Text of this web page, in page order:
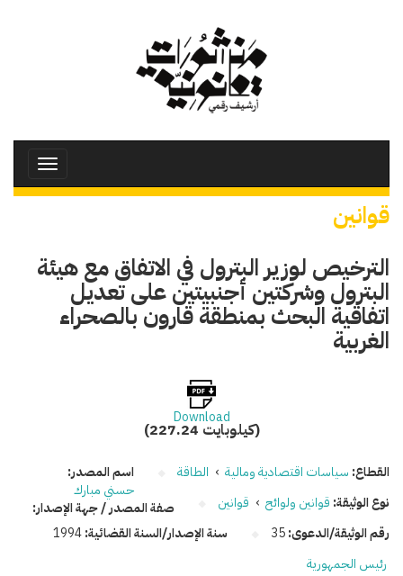
Toggle
قوانين
الترخيص لوزير البترول في الاتفاق مع هيئة
البترول وشركتين أجنبيتين على تعديل
اتفاقية البحث بمنطقة قارون بالصحراء
الغربية
Download
(227.24 كيلوبايت)
القطاع: سياسات اقتصادية ومالية › الطاقة
نوع الوثيقة: قوانين ولوائح › قوانين
رقم الوثيقة/الدعوى:35 سنة الإصدار/السنة القضائية:1994
اسم المصدر:
حسني مبارك
صفة المصدر / جهة الإصدار:
رئيس الجمهورية